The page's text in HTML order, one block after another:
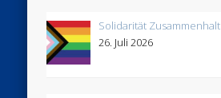
Solidarität Zusammenhalt
26. Juli 2026